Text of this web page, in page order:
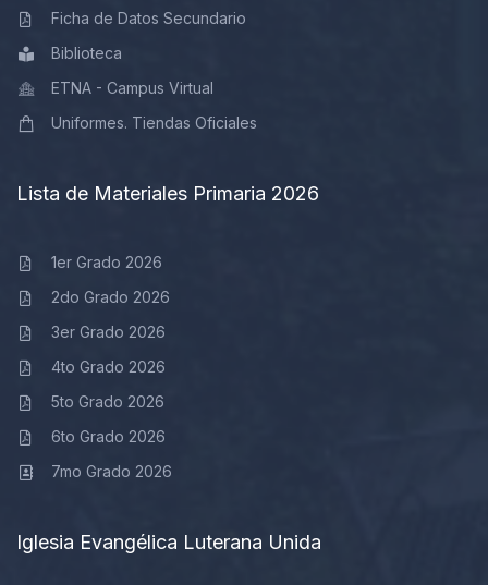
Ficha de Datos Secundario
Biblioteca
ETNA - Campus Virtual
Uniformes. Tiendas Oficiales
Lista de Materiales Primaria 2026
1er Grado 2026
2do Grado 2026
3er Grado 2026
4to Grado 2026
5to Grado 2026
6to Grado 2026
7mo Grado 2026
Iglesia Evangélica Luterana Unida